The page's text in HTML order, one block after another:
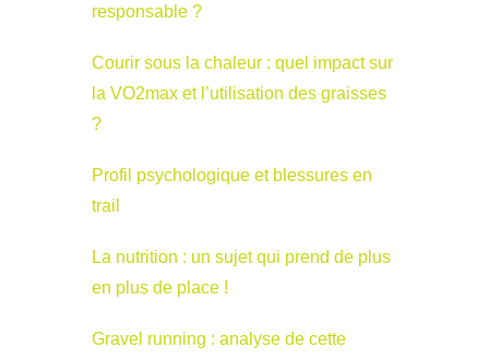
responsable ?
Courir sous la chaleur : quel impact sur
la VO2max et l’utilisation des graisses
?
Profil psychologique et blessures en
trail
La nutrition : un sujet qui prend de plus
en plus de place !
Gravel running : analyse de cette